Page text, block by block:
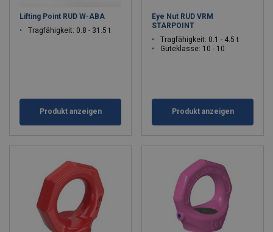
Lifting Point RUD W-ABA
Tragfähigkeit: 0.8 - 31.5 t
Produkt anzeigen
Eye Nut RUD VRM
STARPOINT
Tragfähigkeit: 0.1 - 4.5 t
Güteklasse: 10 - 10
Produkt anzeigen